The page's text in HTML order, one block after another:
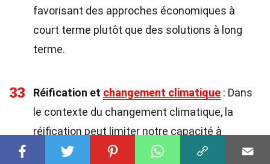
favorisant des approches économiques à
court terme plutôt que des solutions à long
terme.
33 Réification et changement climatique : Dans
le contexte du changement climatique, la
réification peut limiter notre capacité à
comprendre et à réagir aux défis